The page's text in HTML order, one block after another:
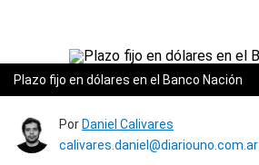
Plazo fijo en dólares en el Banco Nación
Por Daniel Calivares
calivares.daniel@diariouno.com.ar